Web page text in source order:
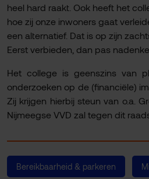
heel hard raakt. Ook heeft het
hoe zij onze inwoners gaat
een alternatief. Dat is op zijn
Eerst verbieden, dan pas
Het college is geenszins van
onderzoeken op de (financiële)
Zij krijgen hierbij steun van o.a.
Nijmeegse VVD zal tegen dit
Bereikbaarheid & parkeren